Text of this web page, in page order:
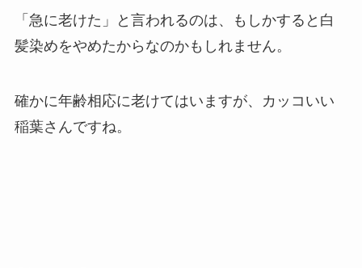
「急に老けた」と言われるのは、もしかすると白
髪染めをやめたからなのかもしれません。
確かに年齢相応に老けてはいますが、カッコいい
稲葉さんですね。